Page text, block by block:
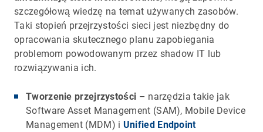
szczegółową wiedzę na temat używanych zasobów.
Taki stopień przejrzystości sieci jest niezbędny do
opracowania skutecznego planu zapobiegania
problemom powodowanym przez shadow IT lub
rozwiązywania ich.
Tworzenie przejrzystości – narzędzia takie jak
Software Asset Management (SAM), Mobile Device
Management (MDM) i Unified Endpoint